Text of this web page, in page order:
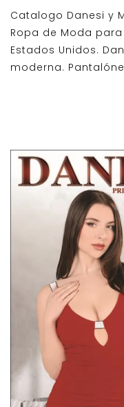
Catalogo Danesi y
Ropa de Moda
Estados Unidos.
moderna.